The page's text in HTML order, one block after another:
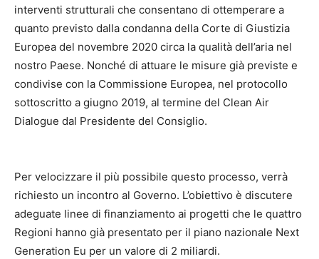
interventi strutturali che consentano di ottemperare a
quanto previsto dalla condanna della Corte di Giustizia
Europea del novembre 2020 circa la qualità dell’aria nel
nostro Paese. Nonché di attuare le misure già previste e
condivise con la Commissione Europea, nel protocollo
sottoscritto a giugno 2019, al termine del Clean Air
Dialogue dal Presidente del Consiglio.
Per velocizzare il più possibile questo processo, verrà
richiesto un incontro al Governo. L’obiettivo è discutere
adeguate linee di finanziamento ai progetti che le quattro
Regioni hanno già presentato per il piano nazionale Next
Generation Eu per un valore di 2 miliardi.